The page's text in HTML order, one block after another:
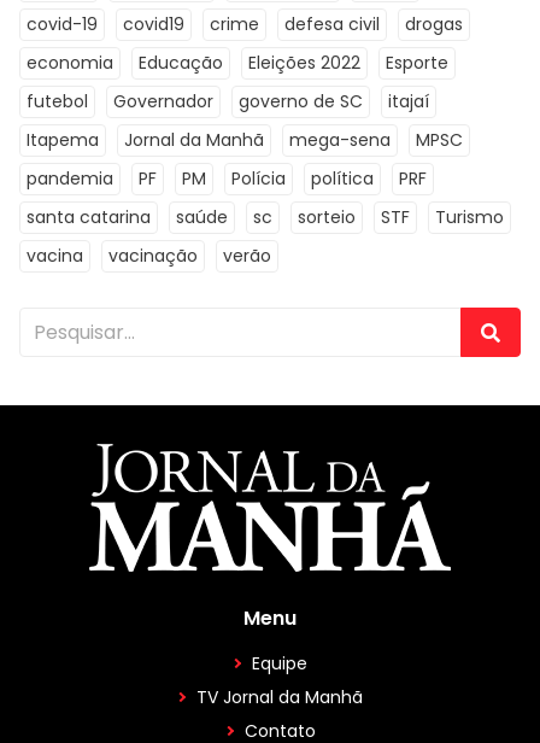
covid-19
covid19 crime defesa civil
drogas
economia
Educação Eleições 2022
Esporte
futebol
Governador governo de SC
itajaí
Itapema
Jornal da Manhã mega-sena
MPSC
pandemia
PF PM Polícia política
PRF
santa catarina
saúde sc sorteio STF
Turismo
vacina
vacinação verão
Menu
Equipe
TV Jornal da Manhã
Contato